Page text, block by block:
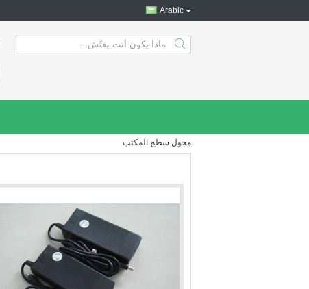
Arabic
search
محول سطح المكتب